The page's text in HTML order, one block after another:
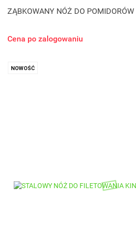
ZĄBKOWANY NÓŻ DO
Cena po zalogowaniu
NOWOŚĆ